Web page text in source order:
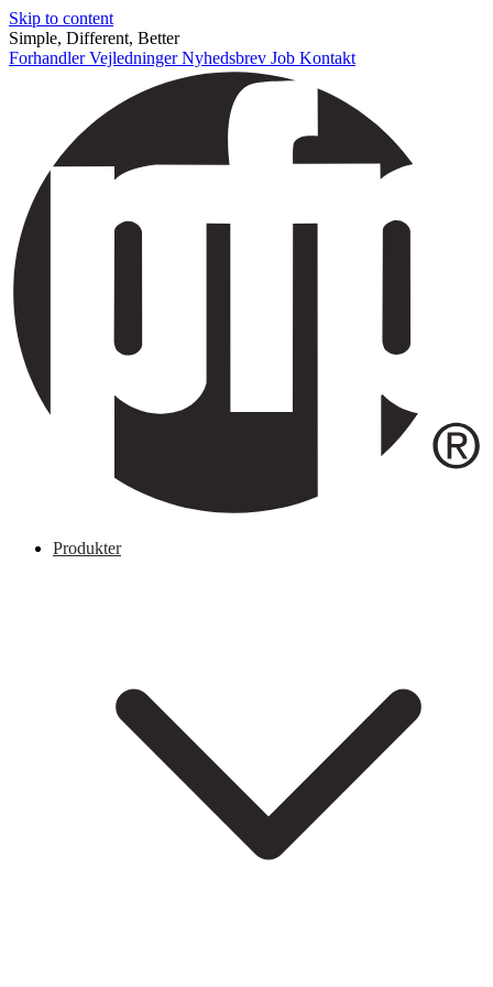
Skip to content
Simple, Different, Better
ForhandlerVejledningerNyhedsbrev Job Kontakt
Produkter